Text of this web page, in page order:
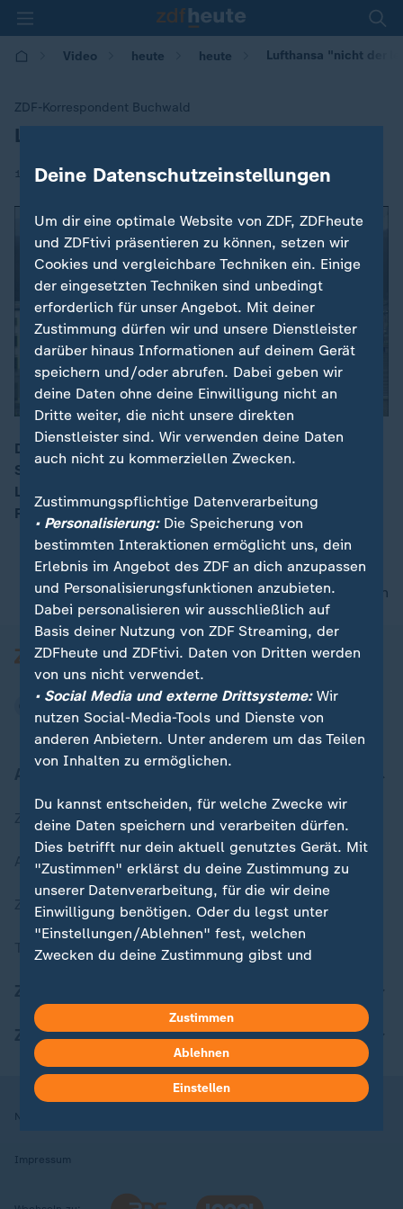
Video heute heute Lufthansa "nicht der
ZDF-Korrespondent Buchwald
:Lufthansa "nicht der letzte Hilferuf"
19.03.2020 | 11:19
Die Corona-Krise belastet die Reiseindustrie stark:
Selbst "finanziell solide" Unternehmen, wie die
Lufthansa, fordern Staatshilfe, so ZDF-Korrespondent
Frank Buchwald.
nach oben
Zuletzt veröffentlicht
Aktuelle Sendungs-Videos
ZDFheute Stories
Themen im Überblick
ZDFheute Apps
Nutzungsbedingungen
Impressum
Deine Datenschutzeinstellungen
Um dir eine optimale Website von ZDF, ZDFheute
und ZDFtivi präsentieren zu können, setzen wir
Cookies und vergleichbare Techniken ein. Einige
der eingesetzten Techniken sind unbedingt
erforderlich für unser Angebot. Mit deiner
Zustimmung dürfen wir und unsere Dienstleister
darüber hinaus Informationen auf deinem Gerät
speichern und/oder abrufen. Dabei geben wir
deine Daten ohne deine Einwilligung nicht an
Dritte weiter, die nicht unsere direkten
Dienstleister sind. Wir verwenden deine Daten
auch nicht zu kommerziellen Zwecken.
Zustimmungspflichtige Datenverarbeitung
• Personalisierung:Die Speicherung von
bestimmten Interaktionen ermöglicht uns, dein
Erlebnis im Angebot des ZDF an dich anzupassen
und Personalisierungsfunktionen anzubieten.
Dabei personalisieren wir ausschließlich auf
Basis deiner Nutzung von ZDF Streaming, der
ZDFheute und ZDFtivi. Daten von Dritten werden
von uns nicht verwendet.
• Social Media und externe Drittsysteme:Wir
nutzen Social-Media-Tools und Dienste von
anderen Anbietern. Unter anderem um das Teilen
von Inhalten zu ermöglichen.
Du kannst entscheiden, für welche Zwecke wir
deine Daten speichern und verarbeiten dürfen.
Dies betrifft nur dein aktuell genutztes Gerät. Mit
"Zustimmen" erklärst du deine Zustimmung zu
unserer Datenverarbeitung, für die wir deine
Einwilligung benötigen. Oder du legst unter
"Einstellungen/Ablehnen" fest, welchen
Zwecken du deine Zustimmung gibst und
in deinen Einstellungen widerrufen oder ändern.
Hier findest du das Impressum.
Weitere Informationen findest du in unserer
Datenschutzerklärung.
Zustimmen
Ablehnen
Einstellen